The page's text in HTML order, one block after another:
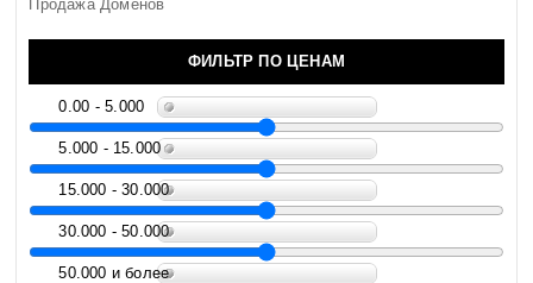
Продажа Доменов
ФИЛЬТР ПО ЦЕНАМ
0.00 - 5.000
5.000 - 15.000
15.000 - 30.000
30.000 - 50.000
50.000 и более